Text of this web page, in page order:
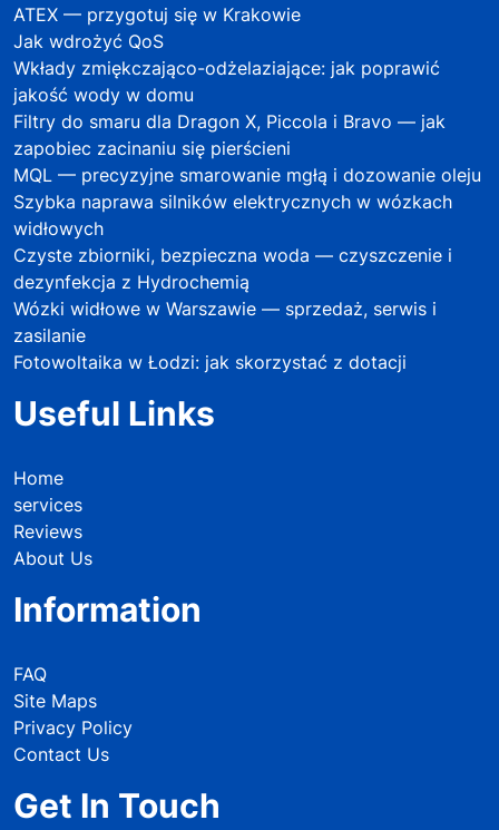
ATEX — przygotuj się w Krakowie
Jak wdrożyć QoS
Wkłady zmiękczająco-odżelaziające: jak poprawić
jakość wody w domu
Filtry do smaru dla Dragon X, Piccola i Bravo — jak
zapobiec zacinaniu się pierścieni
MQL — precyzyjne smarowanie mgłą i dozowanie oleju
Szybka naprawa silników elektrycznych w wózkach
widłowych
Czyste zbiorniki, bezpieczna woda — czyszczenie i
dezynfekcja z Hydrochemią
Wózki widłowe w Warszawie — sprzedaż, serwis i
zasilanie
Fotowoltaika w Łodzi: jak skorzystać z dotacji
Useful Links
Home
services
Reviews
About Us
Information
FAQ
Site Maps
Privacy Policy
Contact Us
Get In Touch